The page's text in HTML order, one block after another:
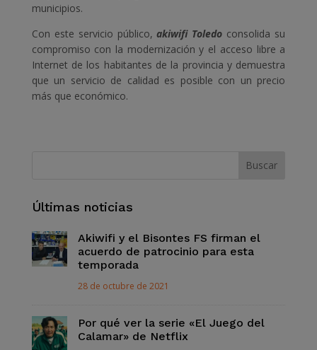
municipios.
Con este servicio público, akiwifi Toledo consolida su
compromiso con la modernización y el acceso libre a
Internet de los habitantes de la provincia y demuestra
que un servicio de calidad es posible con un precio
más que económico.
Últimas noticias
Akiwifi y el Bisontes FS firman el
acuerdo de patrocinio para esta
temporada
28 de octubre de 2021
Por qué ver la serie «El Juego del
Calamar» de Netflix